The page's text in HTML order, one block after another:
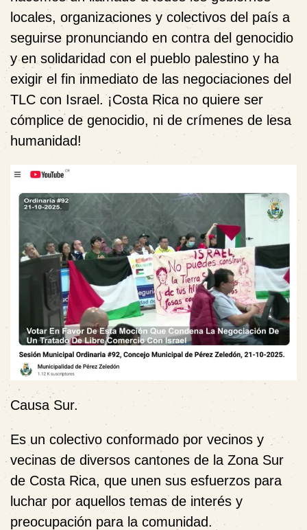
locales, organizaciones y colectivos del país a
seguirse pronunciando en contra del genocidio
y en solidaridad con el pueblo palestino y ha
exigir el fin inmediato de las negociaciones del
TLC con Israel. ¡Costa Rica no quiere ser
cómplice de genocidio, ni de crímenes de lesa
humanidad!
Causa Sur.
Es un colectivo conformado por vecinos y
vecinas de diversos cantones de la Zona Sur
de Costa Rica, que unen sus esfuerzos para
luchar por aquellos temas de interés y
preocupación para la comunidad.